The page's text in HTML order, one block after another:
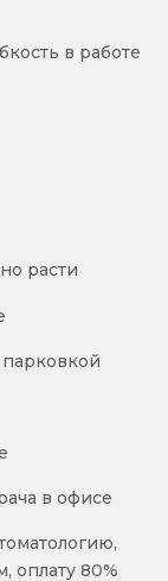
в работе
расти
в офисе
оплату 80%